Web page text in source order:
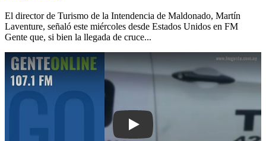
El director de Turismo de la Intendencia de Maldonado, Martín
Laventure, señaló este miércoles desde Estados Unidos en FM
Gente que, si bien la llegada de cruce...
Play: Taxis tuvieron una temporada